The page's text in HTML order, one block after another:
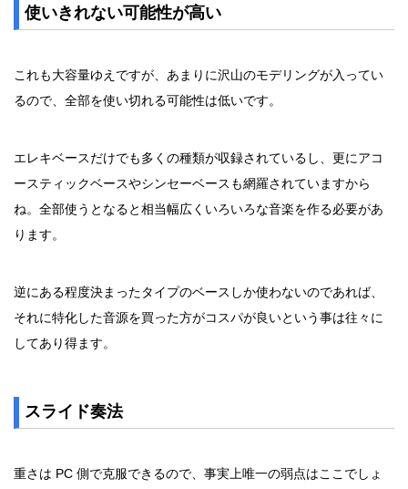
使いきれない可能性が高い
これも大容量ゆえですが、あまりに沢山のモデリングが入ってい
るので、全部を使い切れる可能性は低いです。
エレキベースだけでも多くの種類が収録されているし、更にアコ
ースティックベースやシンセーベースも網羅されていますから
ね。全部使うとなると相当幅広くいろいろな音楽を作る必要があ
ります。
逆にある程度決まったタイプのベースしか使わないのであれば、
それに特化した音源を買った方がコスパが良いという事は往々に
してあり得ます。
スライド奏法
重さは PC 側で克服できるので、事実上唯一の弱点はここでしょ